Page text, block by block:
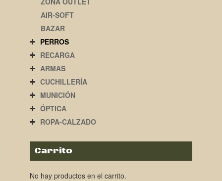
AIR-SOFT
BAZAR
PERROS
RECARGA
ARMAS
CUCHILLERÍA
MUNICIÓN
ÓPTICA
ROPA-CALZADO
Carrito
No hay productos en el carrito.